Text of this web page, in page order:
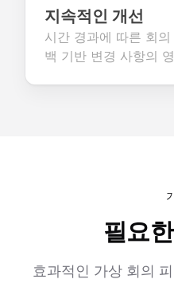
지속적인 개선
시간 경과에 따른 회
백 기반 변경 사항의
필요
효과적인 가상 회의